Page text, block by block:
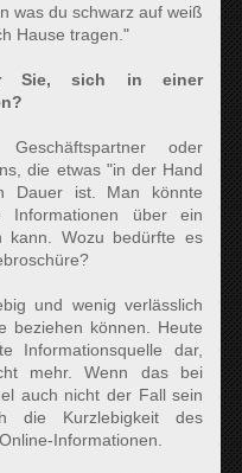
was du schwarz auf weiß
Hause tragen."
Sie, sich in einer
oder
die etwas "in der Hand
Dauer ist. Man könnte
Informationen über ein
kann. Wozu bedürfte es
und wenig verlässlich
beziehen können. Heute
Informationsquelle dar,
mehr. Wenn das bei
auch nicht der Fall sein
die Kurzlebigkeit des
Informationen.